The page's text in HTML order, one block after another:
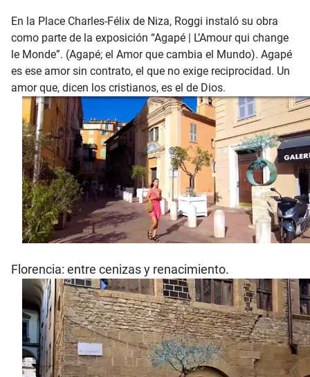
En la Place Charles-Félix de Niza, Roggi instaló su obra
como parte de la exposición “Agapé | L’Amour qui change
le Monde”. (Agapé; el Amor que cambia el Mundo). Agapé
es ese amor sin contrato, el que no exige reciprocidad. Un
amor que, dicen los cristianos, es el de Dios.
Florencia: entre cenizas y renacimiento.